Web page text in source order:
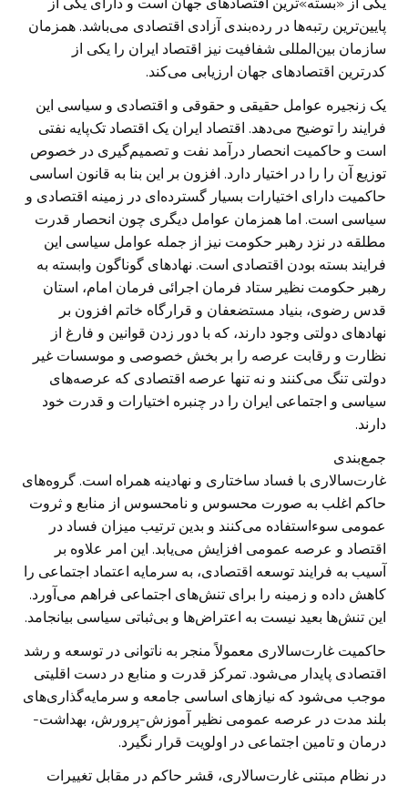
پایین‌ترین رتبه‌ها در رده‌بندی آزادی اقتصادی می‌باشد. همزمان
سازمان بین‌المللی شفافیت نیز اقتصاد ایران را یکی از
کدرترین اقتصادهای جهان ارزیابی می‌کند.
یک زنجیره عوامل حقیقی و حقوقی و اقتصادی و سیاسی این
فرایند را توضیح می‌دهد. اقتصاد ایران یک اقتصاد تک‌پایه نفتی
است و حاکمیت انحصار درآمد نفت و تصمیم‌گیری در خصوص
توزیع آن را را در اختیار دارد. افزون بر این بنا به قانون اساسی
حاکمیت دارای اختیارات بسیار گسترده‌ای در زمینه اقتصادی و
سیاسی است. اما همزمان عوامل دیگری چون انحصار قدرت
مطلقه در نزد رهبر حکومت نیز از جمله عوامل سیاسی این
فرایند بسته بودن اقتصادی است. نهادهای گوناگون وابسته به
رهبر حکومت نظیر ستاد فرمان اجرائی فرمان امام، استان
قدس رضوی، بنیاد مستضعفان و قرارگاه خاتم افزون بر
نهادهای دولتی وجود دارند، که با دور زدن قوانین و فارغ از
نظارت و رقابت عرصه را بر بخش خصوصی و موسسات غیر
دولتی تنگ می‌کنند و نه تنها عرصه اقتصادی که عرصه‌های
سیاسی و اجتماعی ایران را در چنبره اختیارات و قدرت خود
دارند.
جمع‌بندی
غارت‌سالاری با فساد ساختاری و نهادینه همراه است. گروه‌های
حاکم اغلب به صورت محسوس و نامحسوس از منابع و ثروت
عمومی سوءاستفاده می‌کنند و بدین ترتیب میزان فساد در
اقتصاد و عرصه عمومی افزایش می‌یابد. این امر علاوه بر
آسیب به فرایند توسعه اقتصادی، به سرمایه اعتماد اجتماعی را
کاهش داده و زمینه را برای تنش‌های اجتماعی فراهم می‌آورد.
این تنش‌ها بعید نیست به اعتراض‌ها و بی‌ثباتی سیاسی بیانجامد.
حاکمیت غارت‌سالاری معمولاً منجر به ناتوانی در توسعه و رشد
اقتصادی پایدار می‌شود. تمرکز قدرت و منابع در دست اقلیتی
موجب می‌شود که نیازهای اساسی جامعه و سرمایه‌گذاری‌های
بلند مدت در عرصه عمومی نظیر آموزش-پرورش، بهداشت-
درمان و تامین اجتماعی در اولویت قرار نگیرد.
در نظام مبتنی غارت‌سالاری، قشر حاکم در مقابل تغییرات